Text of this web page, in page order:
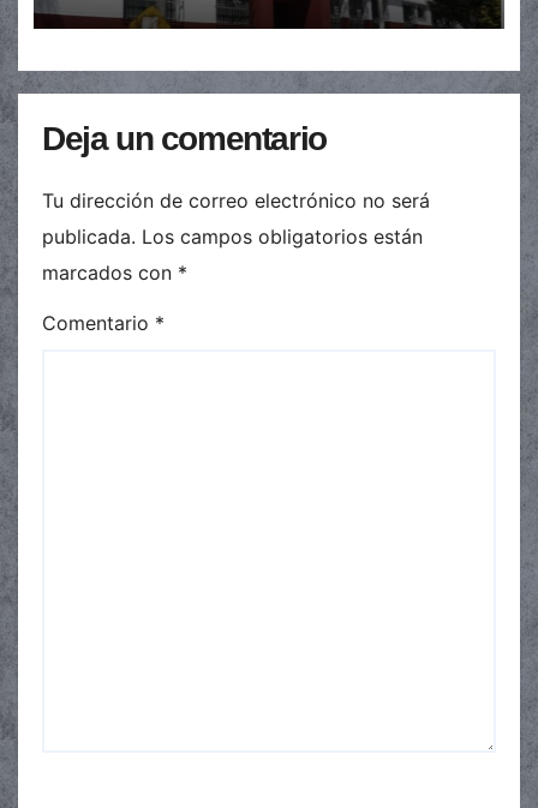
Deja un comentario
Tu dirección de correo electrónico no será
publicada. Los campos obligatorios están
marcados con *
Comentario *